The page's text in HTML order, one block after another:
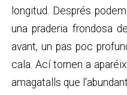
longitud. Després
una praderia frondosa
avant, un pas poc
cala. Ací tornen a
amagatalls que